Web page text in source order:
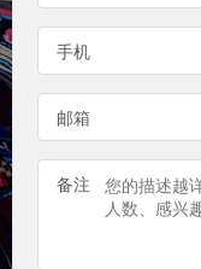
手机
邮箱
备注